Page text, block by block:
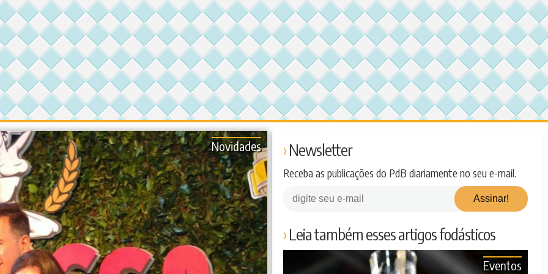
Novidades Newsletter
Receba as publicações do PdB diariamente no seu e-mail.
Leia também esses artigos fodásticos
Eventos